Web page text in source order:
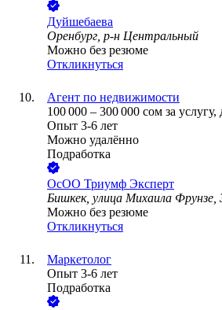
Дуйшебаева
Оренбург, р-н Центральный
Можно без резюме
Откликнуться
Агент по недвижимости
100 000 – 300 000 сом за услугу,
Опыт 3-6 лет
Можно удалённо
Подработка
ОсОО Триумф Эксперт
Бишкек, улица Михаила Фрунзе,
Можно без резюме
Откликнуться
Маркетолог
Опыт 3-6 лет
Подработка